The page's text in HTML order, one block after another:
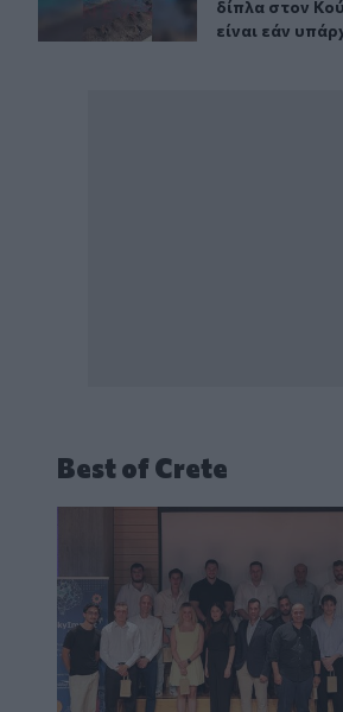
δίπλα στον
είναι εάν
Best of Crete